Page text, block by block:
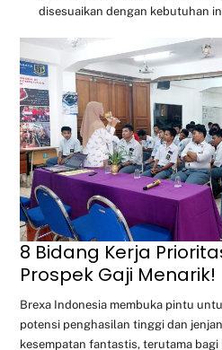
disesuaikan dengan kebutuhan
8 Bidang Kerja
Prospek Gaji Menarik!
Brexa Indonesia membuka pintu
potensi penghasilan tinggi dan
kesempatan fantastis, terutama